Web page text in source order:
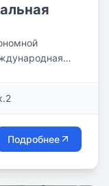
безопасного
и
Подробнее